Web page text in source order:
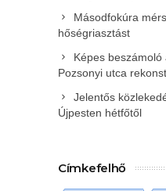
Másodfokúra
hőségriasztást
Képes
Pozsonyi utca
Jelentős
Újpesten hétfőtől
Címkefelhő